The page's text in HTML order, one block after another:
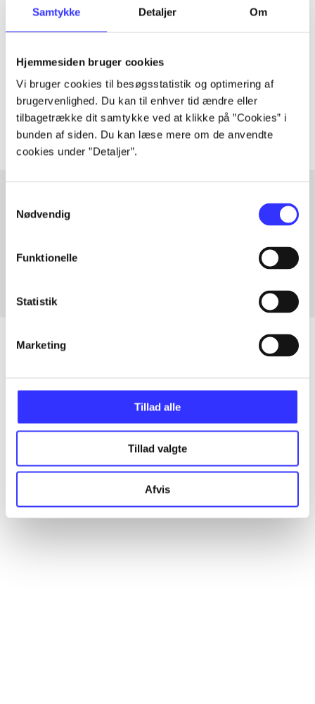
Samtykke Detaljer Om
Hjemmesiden bruger cookies
Vi bruger cookies til besøgsstatistik og optimering af
brugervenlighed. Du kan til enhver tid ændre eller
tilbagetrække dit samtykke ved at klikke på ”Cookies” i
bunden af siden. Du kan læse mere om de anvendte
cookies under ”Detaljer”.
Nødvendig
Funktionelle
Statistik
Marketing
Tillad alle
Tillad valgte
Afvis
Artiklen er en del af
lorem ipsum dolor sit amet ...
Tidsskrift
Artiklerne i handler ofte om
Artikler med samme emner
Artikler
Alle registrerede artikler fordelt på udgivelser